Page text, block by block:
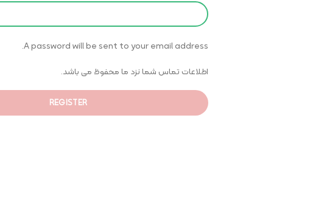
A password will be sent to your email address.
اطلاعات تماس شما نزد ما محفوظ می باشد.
REGISTER